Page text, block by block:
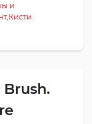
и
,Кисти